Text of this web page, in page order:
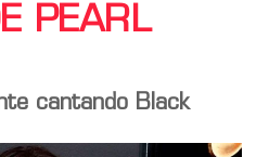
PEARL
cantando Black